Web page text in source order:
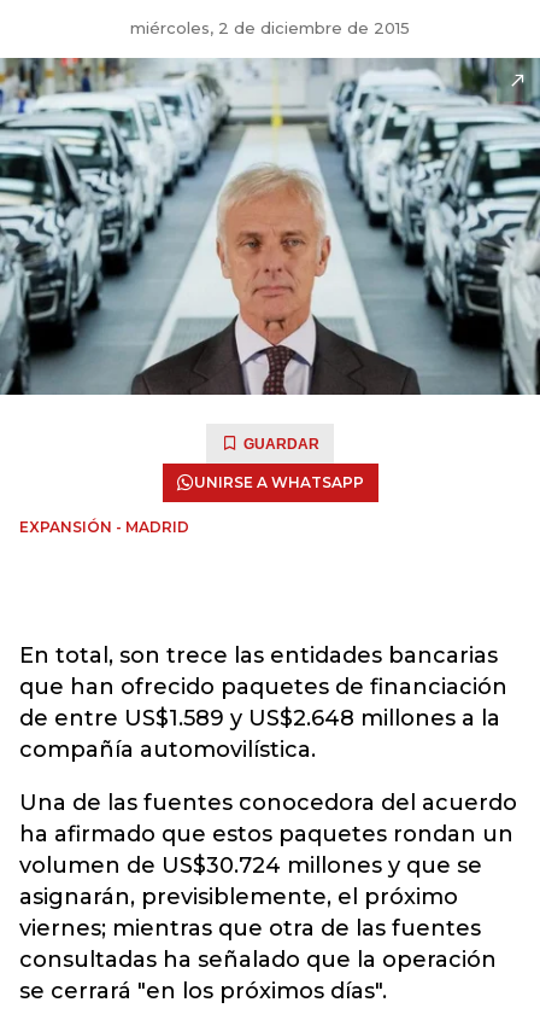
miércoles, 2 de diciembre de 2015
GUARDAR
UNIRSE A WHATSAPP
EXPANSIÓN - MADRID
En total, son trece las entidades bancarias
que han ofrecido paquetes de financiación
de entre US$1.589 y US$2.648 millones a la
compañía automovilística.
Una de las fuentes conocedora del acuerdo
ha afirmado que estos paquetes rondan un
volumen de US$30.724 millones y que se
asignarán, previsiblemente, el próximo
viernes; mientras que otra de las fuentes
consultadas ha señalado que la operación
se cerrará "en los próximos días".